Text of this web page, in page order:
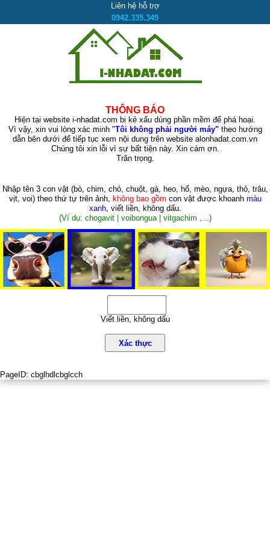
Liên hệ hỗ trợ
0942.335.349
THÔNG BÁO
Hiện tại website i-nhadat.com bị kẻ xấu dùng phần mềm để phá hoại.
Vì vậy, xin vui lòng xác minh "Tôi không phải người máy"theo hướng
dẫn bên dưới để tiếp tục xem nội dung trên website alonhadat.com.vn
Chúng tôi xin lỗi vì sự bất tiện này. Xin cám ơn.
Trân trọng.
Nhập tên 3 con vật (bò, chim, chó, chuột, gà, heo, hổ, mèo, ngựa, thỏ, trâu,
vịt, voi)theo thứ tự trên ảnh, không bao gồm con vật được khoanh màu
xanh, viết liền, không dấu.
(Ví dụ: chogavit | voibongua | vitgachim ,...)
Viết liền, không dấu
Xác thực
PageID: cbglhdlcbglcch